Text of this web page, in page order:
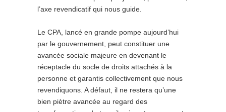
l’axe revendicatif qui nous guide.
Le CPA, lancé en grande pompe aujourd’hui
par le gouvernement, peut constituer une
avancée sociale majeure en devenant le
réceptacle du socle de droits attachés à la
personne et garantis collectivement que nous
revendiquons. A défaut, il ne restera qu’une
bien piètre avancée au regard des